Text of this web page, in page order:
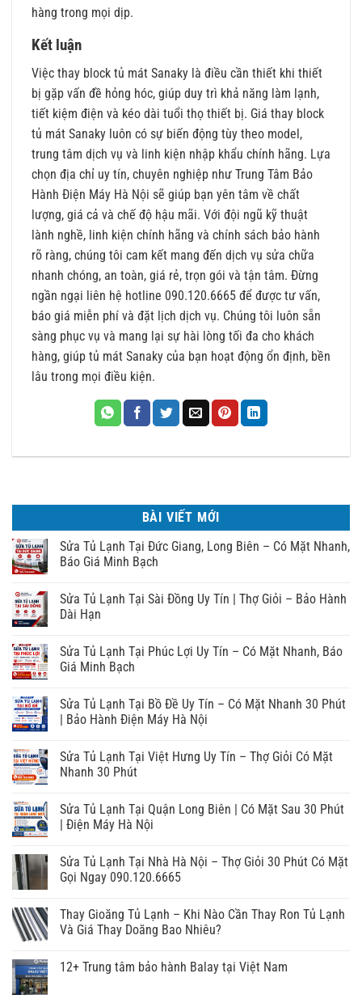
hàng trong mọi dịp.
Kết luận
Việc thay block tủ mát Sanaky là điều cần thiết khi thiết
bị gặp vấn đề hỏng hóc, giúp duy trì khả năng làm lạnh,
tiết kiệm điện và kéo dài tuổi thọ thiết bị. Giá thay block
tủ mát Sanaky luôn có sự biến động tùy theo model,
trung tâm dịch vụ và linh kiện nhập khẩu chính hãng. Lựa
chọn địa chỉ uy tín, chuyên nghiệp như Trung Tâm Bảo
Hành Điện Máy Hà Nội sẽ giúp bạn yên tâm về chất
lượng, giá cả và chế độ hậu mãi. Với đội ngũ kỹ thuật
lành nghề, linh kiện chính hãng và chính sách bảo hành
rõ ràng, chúng tôi cam kết mang đến dịch vụ sửa chữa
nhanh chóng, an toàn, giá rẻ, trọn gói và tận tâm. Đừng
ngần ngại liên hệ hotline 090.120.6665 để được tư vấn,
báo giá miễn phí và đặt lịch dịch vụ. Chúng tôi luôn sẵn
sàng phục vụ và mang lại sự hài lòng tối đa cho khách
hàng, giúp tủ mát Sanaky của bạn hoạt động ổn định, bền
lâu trong mọi điều kiện.
BÀI VIẾT MỚI
Sửa Tủ Lạnh Tại Đức Giang, Long Biên – Có Mặt Nhanh,
Báo Giá Minh Bạch
Sửa Tủ Lạnh Tại Sài Đồng Uy Tín | Thợ Giỏi – Bảo Hành
Dài Hạn
Sửa Tủ Lạnh Tại Phúc Lợi Uy Tín – Có Mặt Nhanh, Báo
Giá Minh Bạch
Sửa Tủ Lạnh Tại Bồ Đề Uy Tín – Có Mặt Nhanh 30 Phút
| Bảo Hành Điện Máy Hà Nội
Sửa Tủ Lạnh Tại Việt Hưng Uy Tín – Thợ Giỏi Có Mặt
Nhanh 30 Phút
Sửa Tủ Lạnh Tại Quận Long Biên | Có Mặt Sau 30 Phút
| Điện Máy Hà Nội
Sửa Tủ Lạnh Tại Nhà Hà Nội – Thợ Giỏi 30 Phút Có Mặt
Gọi Ngay 090.120.6665
Thay Gioăng Tủ Lạnh – Khi Nào Cần Thay Ron Tủ Lạnh
Và Giá Thay Doăng Bao Nhiêu?
12+ Trung tâm bảo hành Balay tại Việt Nam